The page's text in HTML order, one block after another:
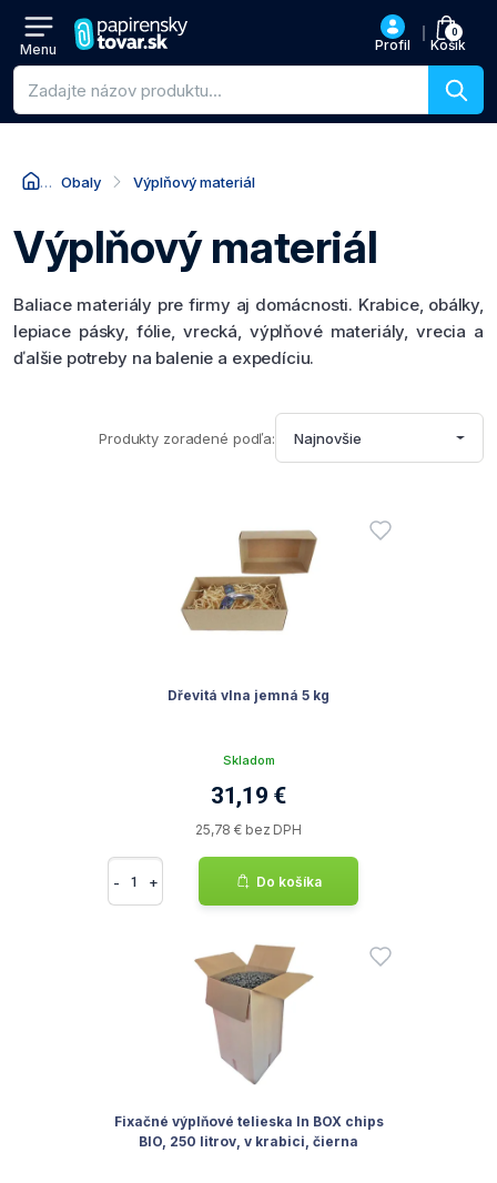
Menu Profil
0
Košík
Vyhľadávanie produktov
Obaly Výplňový materiál
Výplňový materiál
Baliace materiály pre firmy aj domácnosti. Krabice, obálky,
lepiace pásky, fólie, vrecká, výplňové materiály, vrecia a
ďalšie potreby na balenie a expedíciu.
Produkty zoradené podľa: Najnovšie
Dřevitá vlna jemná 5 kg
Skladom
31,19 €
25,78 € bez DPH
- + Do košíka
Fixačné výplňové telieska In BOX chips
BIO, 250 litrov, v krabici, čierna